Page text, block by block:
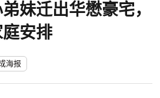
妹迁出华懋豪宅，
安排
海报